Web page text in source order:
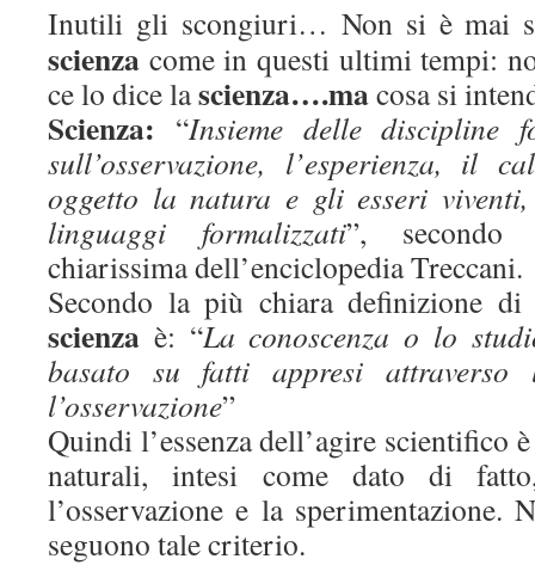
Inutili gli scongiuri… Non si è mai
scienza come in questi ultimi tempi:
ce lo dice lascienza….macosa si
Scienza: “Insieme delle discipline
sull’osservazione, l’esperienza, il
oggetto la natura e gli esseri
linguaggi formalizzati”, secondo
chiarissima dell’enciclopedia Treccani.
Secondo la più chiara definizione di
scienza è: “La conoscenza o lo
basato su fatti appresi attraverso
l’osservazione”
Quindi l’essenza dell’agire scientifico
naturali, intesi come dato di
l’osservazione e la sperimentazione.
seguono tale criterio.